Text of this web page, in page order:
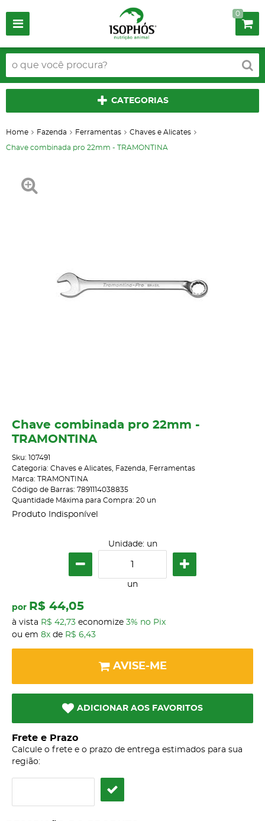
0
CATEGORIAS
Home Fazenda Ferramentas Chaves e Alicates
Chave combinada pro 22mm - TRAMONTINA
Chave combinada pro 22mm -
TRAMONTINA
Sku: 107491
Categoria: Chaves e Alicates Fazenda
Ferramentas
Marca: TRAMONTINA
Código de Barras: 7891114038835
Quantidade Máxima para Compra: 20 un
Produto Indisponível
Unidade: un
un
por R$ 44,05
à vista R$ 42,73 economize 3% no Pix
ou em 8x de R$ 6,43
AVISE-ME
ADICIONAR AOS FAVORITOS
Frete e Prazo
Calcule o frete e o prazo de entrega estimados para sua
região: